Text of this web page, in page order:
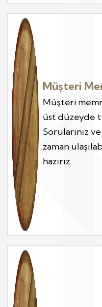
Müşteri
Müşteri
üst düzeyde
Sorularınız
zaman
hazırız.